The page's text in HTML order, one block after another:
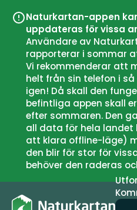
Naturkartan-appen
uppdateras för vissa
Användare av
rapporterar i sommar
Vi rekommenderar att
helt från sin telefon i
igen! Då skall den
befintliga appen skall
efter sommaren. Den
all data för hela landet
att klara offline-läge)
den blir för stor för
behöver den raderas